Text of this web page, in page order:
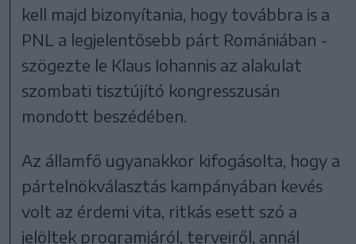
kell majd bizonyítania, hogy továbbra is a
PNL a legjelentősebb párt Romániában -
szögezte le Klaus Iohannis az alakulat
szombati tisztújító kongresszusán
mondott beszédében.
Az államfő ugyanakkor kifogásolta, hogy a
pártelnökválasztás kampányában kevés
volt az érdemi vita, ritkás esett szó a
jelöltek programjáról, terveiről, annál